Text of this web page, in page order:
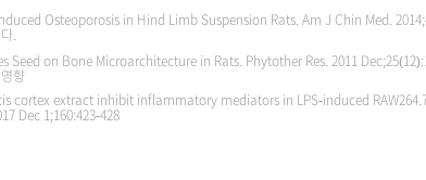
Osteoporosis in Hind Limb Suspension Rats. Am J Chin Med.
.
on Bone Microarchitecture in Rats. Phytother Res. 2011
향
cortex extract inhibit inflammatory mediators in LPS-induced
Dec 1;160:423-428